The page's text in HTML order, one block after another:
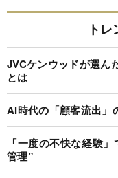
ト
JVCケンウッドが選ん
とは
AI時代の「顧客流出」
「一度の不快な経験
管理”